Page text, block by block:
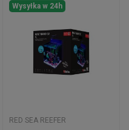
Wysyłka w 24h
RED SEA REEFER